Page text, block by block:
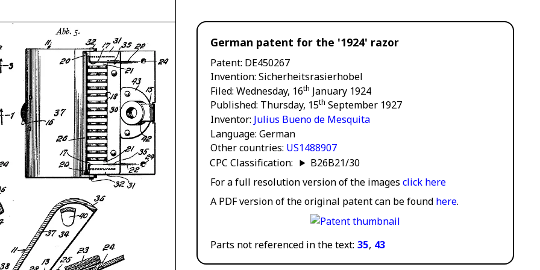
German patent for the '1924' razor
Patent DE450267
Invention Sicherheitsrasierhobel
Filed Wednesday, 16th January 1924
Published Thursday, 15th September 1927
Inventor Julius Bueno de Mesquita
Language German
Other countries US1488907
CPC Classification:
B26B21/30
For a full resolution version of the imagesclick here
A PDF version of the original patent can be found here.
Parts not referenced in the text: 35, 43